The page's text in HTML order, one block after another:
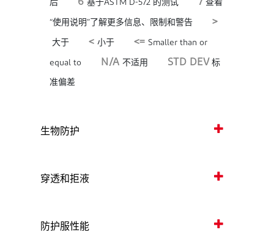
后 6 基于ASTM D-572 的测试 7 查看
“使用说明”了解更多信息、限制和警告 >
大于 < 小于 <= Smaller than or
equal to N/A 不适用 STD DEV 标
准偏差
生物防护
穿透和拒液
防护服性能